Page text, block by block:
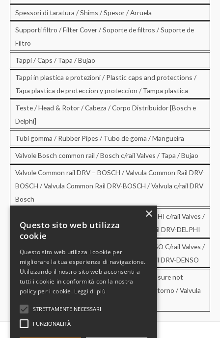
Spessori di taratura / Shims / Spesor / Arruela
Supporti filtro / Filter Cover / Soporte de filtros / Suporte de
Filtro
Tappi / Caps / Tapa / Bujao
Tappi in plastica e protezioni / Plastic caps and protections /
Tapa plastica de proteccion y proteccion / Tampa plastica
Teste / Head & Rotor / Cabeza / Corpo Distribuidor [Bosch e
Delphi]
Tubi gomma / Rubber Pipes / Tubo de goma / Mangueira
Valvole Bosch common rail / Bosch c/rail Valves / Tapa / Bujao
Valvole Common rail DRV – BOSCH / Valvula Common Rail DRV-
BOSCH / Valvula Common Rail DRV-BOSCH / Valvula c/rail DRV
Bosch
Valvole Common rail DRV – DELPHI / DRV-DELPHI c/rail Valves /
Valvula Common Rail DRV-DELPHI / Valvula c/rail DRV-DELPHI
Valvole Common rail DRV – DENSO / DRV-DENSO C/rail Valves /
Valvula Common Rail DRV-DENSO / Valvula c/rail DRV-DENSO
Valvole di sovrapressione e di non ritorno / Pressure not
retourn Valves / Valvula de sobrepresion y no retorno / Valvula
de pressao e no retorno
×
Questo sito web utilizza
cookie
Questo sito web utilizza i cookie per
migliorare la tua esperienza di navigazione.
Utilizzando il nostro sito web acconsenti a
tutti i cookie in conformità con la nostra
policy per i cookie. Leggi di più
STRETTAMENTE NECESSARI
FUNZIONALITÀ